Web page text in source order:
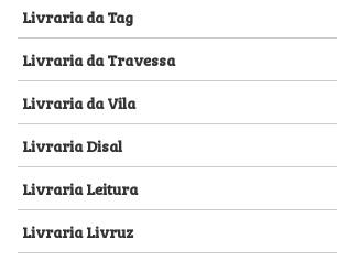
Livraria da Tag
Livraria da Travessa
Livraria da Vila
Livraria Disal
Livraria Leitura
Livraria Livruz